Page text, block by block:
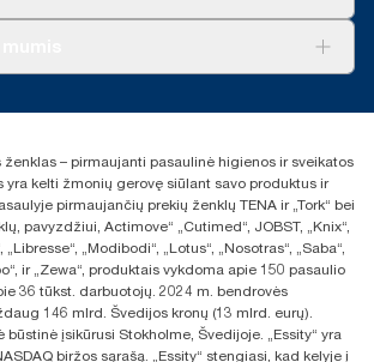
98
Lietuva
ženklas – pirmaujanti pasaulinė higienos ir sveikatos
yra kelti žmonių gerovę siūlant savo produktus ir
pirmaujančių prekių ženklų TENA ir „Tork“ bei
pavyzdžiui, Actimove“ „Cutimed“, JOBST, „Knix“,
„Libresse“, „Modibodi“, „Lotus“, „Nosotras“, „Saba“,
ir „Zewa“, produktais vykdoma apie 150 pasaulio
36 tūkst. darbuotojų. 2024 m. bendrovės
146 mlrd. Švedijos kronų (13 mlrd. eurų).
įsikūrusi Stokholme, Švedijoje. „Essity“ yra
biržos sąrašą. „Essity“ stengiasi, kad kelyje į